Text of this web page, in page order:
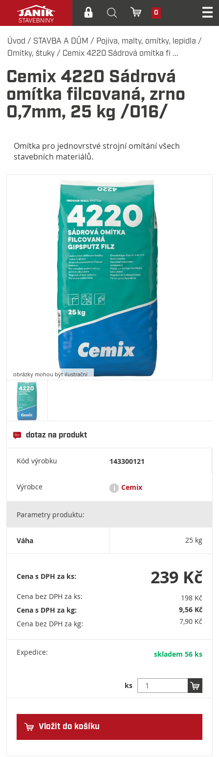
0
Úvod / STAVBA A DŮM / Pojiva, malty, omítky, lepidla /
Omítky, štuky / Cemix 4220 Sádrová omítka fi ...
Cemix 4220 Sádrová
omítka filcovaná, zrno
0,7mm, 25 kg /016/
Omítka pro jednovrstvé strojní omítání všech
stavebních materiálů.
obrázky mohou být ilustrační
dotaz na produkt
Kód výrobku 143300121
Výrobce i Cemix
Cemix je společnost rakouské nadnárodní skupiny
keramických materiálů a surovin. LB Cemix, s.r.o. Sídlo
Parametry produktu:
Váha 25 kg
Cena s DPH za ks:
Cena bez DPH za ks:
Cena s DPH za kg:
Cena bez DPH za kg:
239 Kč
198 Kč
9,56 Kč
7,90 Kč
Expedice: skladem 56 ks
ks
Vložit do košíku